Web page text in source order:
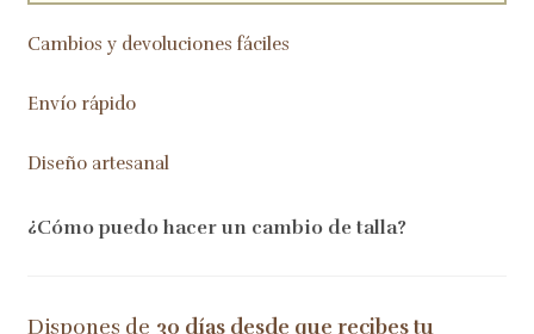
Cambios y devoluciones fáciles
Envío rápido
Diseño artesanal
¿Cómo puedo hacer un cambio de talla?
Dispones de 30 días desde que recibes tu